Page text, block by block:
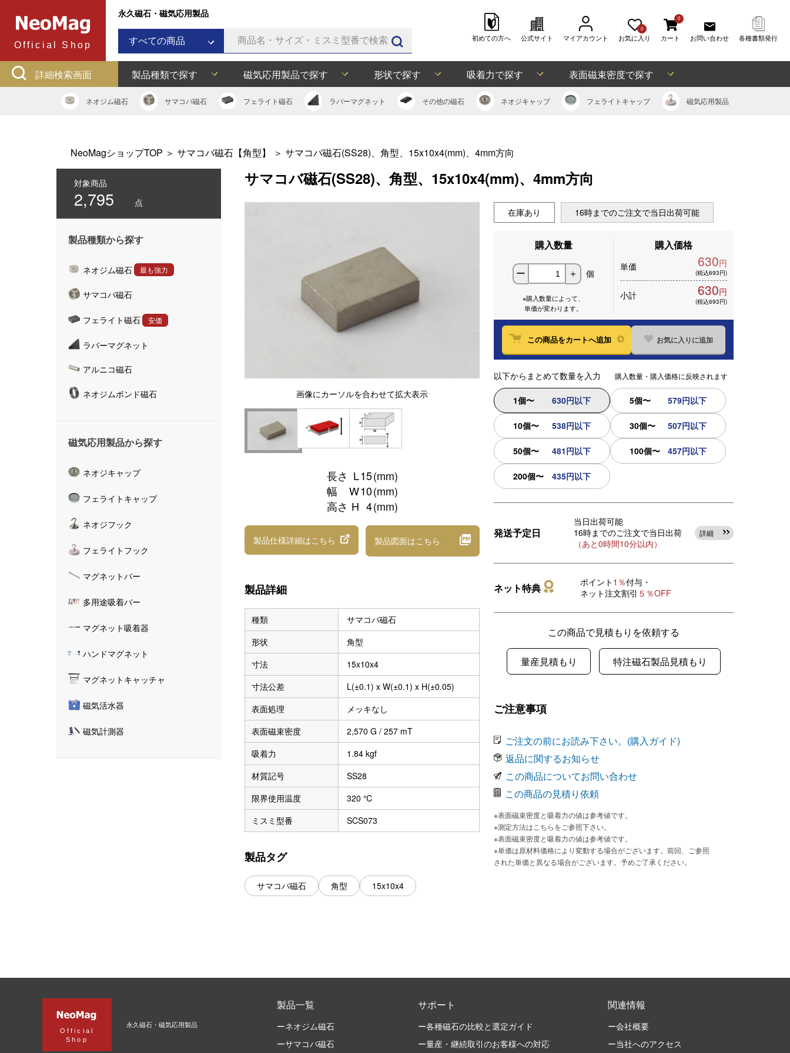
Official Shop
永久磁石・磁気応用製品
すべての商品
サマコバ磁石
フェライト磁石
ネオジムボンド磁石
ネオジフック
多用途吸着バー
マグネット吸着器
ハンドマグネット
マグネットキャッチャ
磁気活水器
磁気計測器
初めての方へ 公式サイト マイアカウント
0
お気に入り
0
カート お問い合わせ 各種書類発行
詳細検索画面 製品種類で探す 磁気応用製品で探す 形状で探す 吸着力で探す 表面磁束密度で探す
ネオジム磁石 サマコバ磁石 フェライト磁石 ラバーマグネット その他の磁石 ネオジキャップ フェライト キャップ 磁気応用製品
NeoMagショップTOP ＞ サマコバ磁石【角型】 ＞ サマコバ磁石(SS28)、角型、15x10x4(mm)、4mm方向
対象商品
2,795 点
製品種類から探す
ネオジム磁石 最も強力
サマコバ磁石
フェライト磁石 安価
ラバーマグネット
アルニコ磁石
ネオジムボンド磁石
磁気応用製品から探す
ネオジキャップ
フェライトキャップ
ネオジフック
フェライトフック
マグネットバー
多用途吸着バー
マグネット吸着器
ハンドマグネット
マグネットキャッチャ
磁気活水器
磁気計測器
サマコバ磁石(SS28)、角型、15x10x4(mm)、4mm方向
画像にカーソルを合わせて拡大表示
長さ L15(mm)
幅
W10(mm)
高さ H 4(mm)
製品仕様詳細はこちら 製品図面はこちら
製品詳細
種類
サマコバ磁石
形状
角型
寸法
15x10x4
寸法公差
L(±0.1) x W(±0.1) x H(±0.05)
表面処理
メッキなし
表面磁束密度
2,570 G / 257 mT
吸着力
1.84 kgf
材質記号
SS28
限界使用温度
320 ℃
ミスミ型番
SCS073
製品タグ
サマコバ磁石 角型 15x10x4
在庫あり 16時までのご注文で当日出荷可能
購入数量
ー ＋ 個
※購入数量によって、
単価が変わります。
購入価格
単価 630円
(税込693円)
小計 630円
(税込693円)
この商品をカートへ追加 お気に入りに追加
以下からまとめて数量を入力 購入数量・購入価格に反映されます
1個〜 630円以下 5個〜 579円以下
10個〜 538円以下 30個〜 507円以下
50個〜 481円以下 100個〜 457円以下
200個〜 435円以下
発送予定日
当日出荷可能
16時までのご注文で当日出荷
（あと0時間10分以内）
詳細
ネット特典 ポイント 1％付与・
ネット注文割引 ５％OFF
この商品で見積もりを依頼する
量産見積もり 特注磁石製品見積もり
ご注意事項
ご注文の前にお読み下さい。(購入ガイド)
返品に関するお知らせ
この商品についてお問い合わせ
この商品の見積り依頼
※表面磁束密度と吸着力の値は参考値です。
※測定方法はこちらをご参照下さい。
※表面磁束密度と吸着力の値は参考値です。
※単価は原材料価格により変動する場合がございます。前回、ご参照
された単価と異なる場合がございます。予めご了承ください。
Official
Shop
永久磁石・磁気応用製品
製品一覧
ーネオジム磁石
ーサマコバ磁石
サポート
ー各種磁石の比較と選定ガイド
ー量産・継続取引のお客様への対応
関連情報
ー会社概要
ー当社へのアクセス